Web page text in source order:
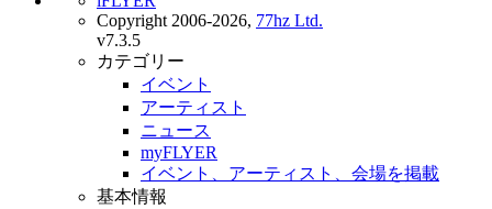
Copyright 2006-2026, 77hz Ltd.
v7.3.5
カテゴリー
イベント
アーティスト
ニュース
myFLYER
イベント、アーティスト、会場を掲載
基本情報